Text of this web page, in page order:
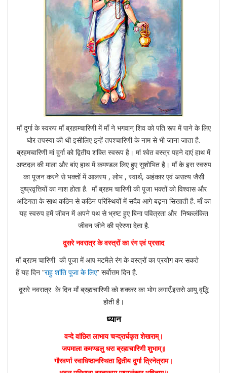
माँ दुर्गा के स्वरुप माँ ब्रहाम्चारिणी में माँ ने भगवान् शिव को पति रूप में पाने के लिए
घोर तपस्या की थी इसीलिए इन्हें तपश्चारिणी के नाम से भी जाना जाता है.
ब्रहमचारिणी मां दुर्गा को द्वितीय शक्ति स्वरूप है। मां श्वेत वस्त्र पहने दाएं हाथ में
अष्टदल की माला और बांए हाथ में कमण्डल लिए हुए सुशोभित है। माँ के इस स्वरुप
का पूजन करने से भक्तों में आलस्य , लोभ , स्वार्थ, अहंकार एवं असत्य जैसी
दुष्प्रवृत्तियों का नाश होता है. माँ ब्रहम चारिणी की पूजा भक्तों को विश्वास और
अडिगता के साथ कठिन से कठिन परिस्थियों में सदैव आगे बढ़ना सिखाती है. माँ का
यह स्वरुप हमें जीवन में अपने पथ से भ्रष्ट हुए बिना पवित्रता और निष्कलंकित
जीवन जीने की प्रेरणा देता है.
दुसरे नवरात्र के वस्त्रों का रंग एवं प्रसाद
माँ ब्रहम चारिणी की पूजा में आप मटमैले रंग के वस्त्रों का प्रयोग कर सकते
हैं यह दिन “राहु शांति पूजा के लिए” सर्वोत्तम दिन है.
दूसरे नवरात्र के दिन माँ ब्रह्मचारिणी को शक्कर का भोग लगाएँ.इससे आयु वृद्धि
होती है।
ध्यान
वन्दे वांछित लाभाय चन्द्रार्घकृत शेखराम्।
जपमाला कमण्डलु धरा ब्रह्मचारिणी शुभाम्॥
गौरवर्णा स्वाधिष्ठानस्थिता द्वितीय दुर्गा त्रिनेत्राम।